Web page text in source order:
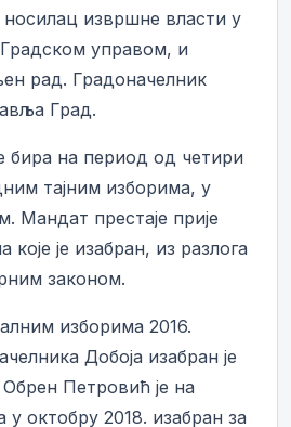
носилац извршне власти у
управом, и
рад. Градоначелник
Град.
бира на период од четири
тајним изборима, у
Мандат престаје прије
које је изабран, из разлога
законом.
изборима 2016.
Добоја изабран је
Петровић је на
октобру 2018. изабран за